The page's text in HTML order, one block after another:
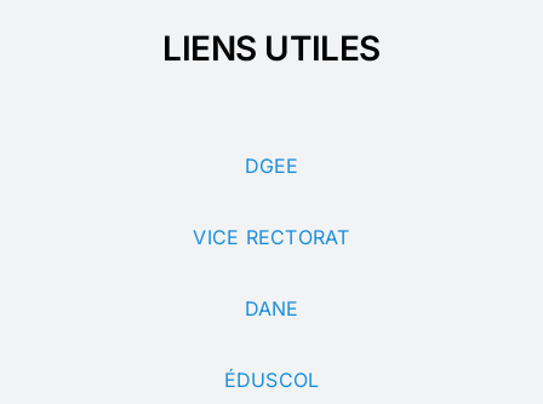
LIENS UTILES
DGEE
VICE RECTORAT
DANE
ÉDUSCOL